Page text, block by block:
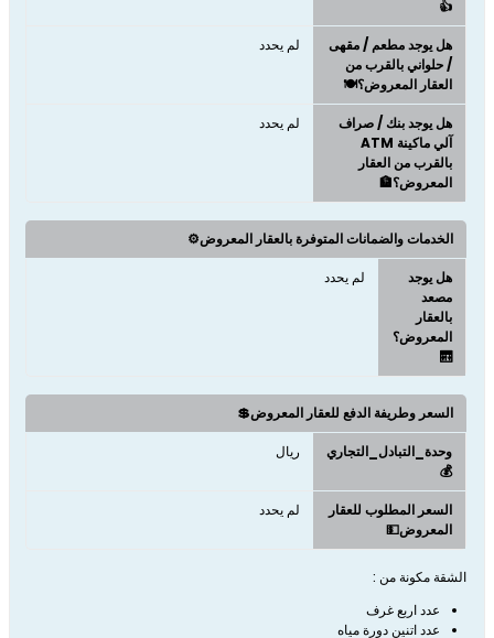
👍
هل يوجد مطعم / مقهى
/ حلواني بالقرب من
العقار المعروض؟🍽️
لم يحدد
هل يوجد بنك / صراف
آلي ماكينة ATM
بالقرب من العقار
المعروض؟🏦
لم يحدد
الخدمات والضمانات المتوفرة بالعقار المعروض⚙️
هل يوجد
مصعد
بالعقار
المعروض؟
🛗
لم يحدد
السعر وطريفة الدفع للعقار المعروض💲
وحدة_التبادل_التجاري
💰
ريال
السعر المطلوب للعقار
المعروض💵
لم يحدد
الشقة مكونة من :
عدد اربع غرف
عدد اتنين دورة مياه